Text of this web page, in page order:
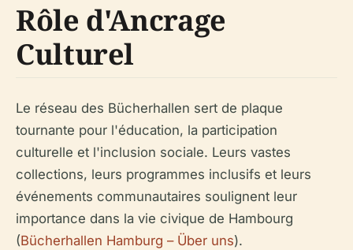
Rôle d'Ancrage
Culturel
Le réseau des Bücherhallen sert de plaque
tournante pour l'éducation, la participation
culturelle et l'inclusion sociale. Leurs vastes
collections, leurs programmes inclusifs et leurs
événements communautaires soulignent leur
importance dans la vie civique de Hambourg
(Bücherhallen Hamburg – Über uns).